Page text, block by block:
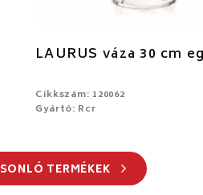
LAURUS váza 30 cm
Cikkszám: 120062
Gyártó: Rcr
TERMÉKEK